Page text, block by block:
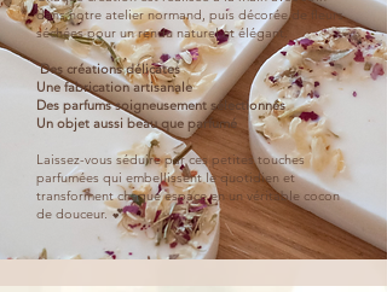
dans notre atelier normand, puis décorée de fleurs
séchées pour un rendu naturel et élégant.
Des créations délicates
Une fabrication artisanale
Des parfums soigneusement sélectionnés
Un objet aussi beau que parfumé
Laissez-vous séduire par ces petites touches
parfumées qui embellissent le quotidien et
transforment chaque espace en un véritable cocon
de douceur. 💕